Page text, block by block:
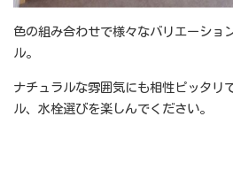
色の組み合わせで様々なバリエーショ
ル。
ナチュラルな雰囲気にも相性ピッタリ
ル、水栓選びを楽しんでください。